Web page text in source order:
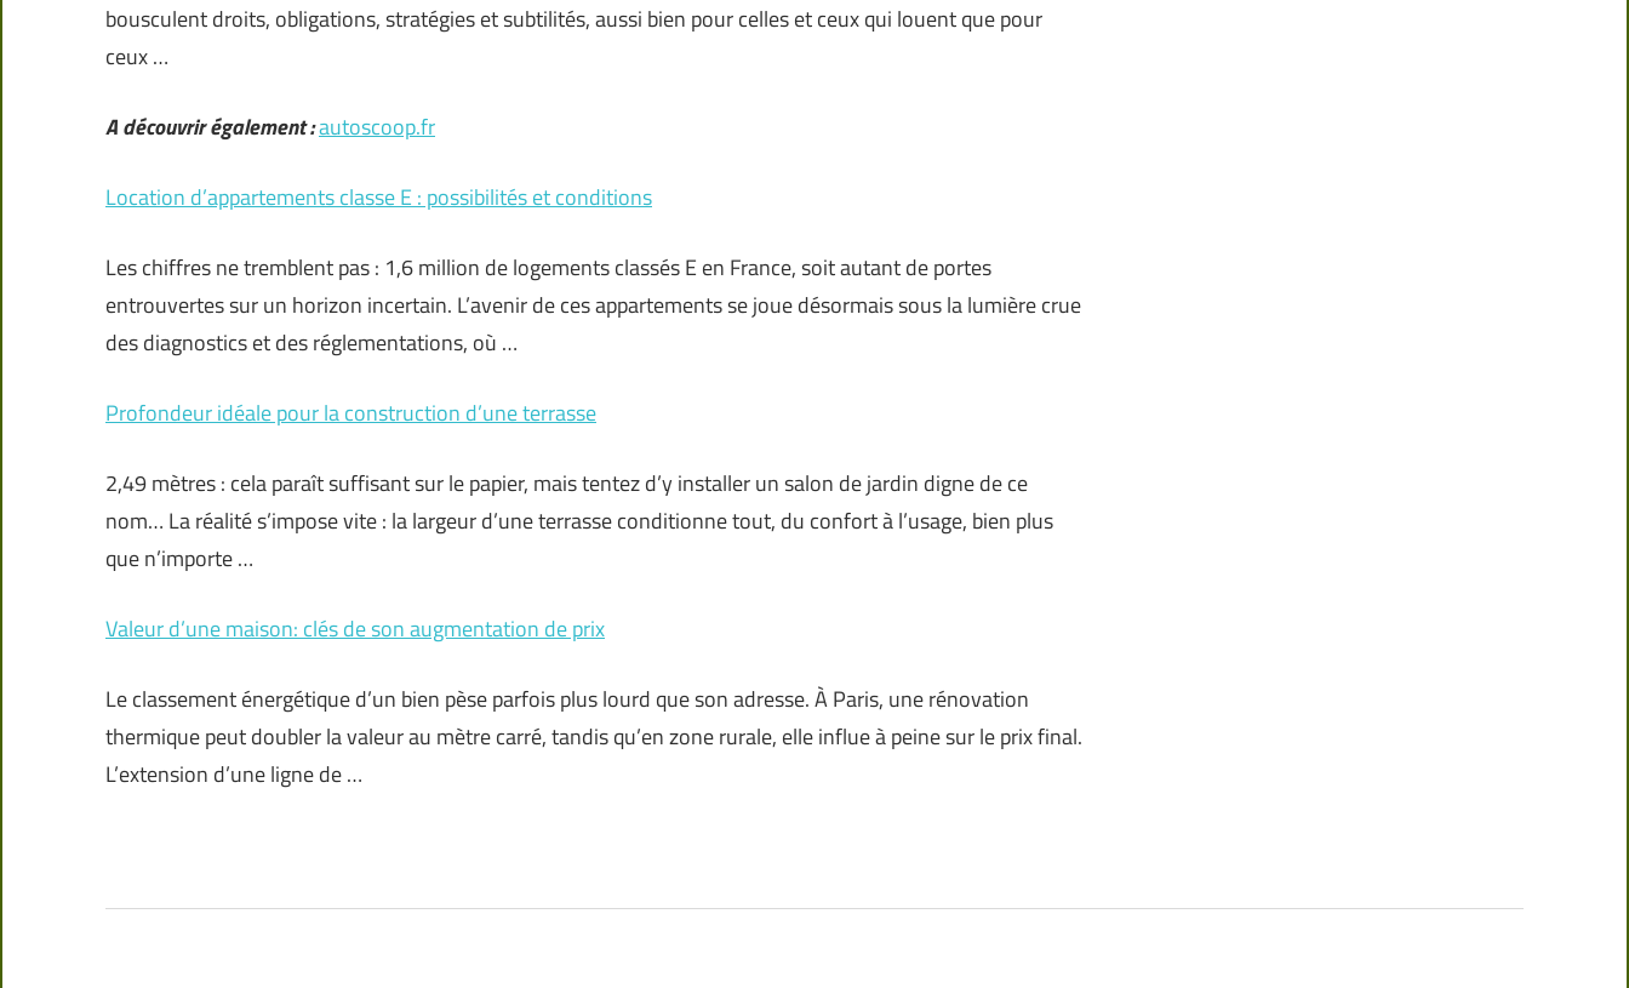
bousculent droits, obligations, stratégies et subtilités, aussi bien pour celles et ceux qui louent que pour
ceux …
A découvrir également :autoscoop.fr
Location d’appartements classe E : possibilités et conditions
Les chiffres ne tremblent pas : 1,6 million de logements classés E en France, soit autant de portes
entrouvertes sur un horizon incertain. L’avenir de ces appartements se joue désormais sous la lumière crue
des diagnostics et des réglementations, où …
Profondeur idéale pour la construction d’une terrasse
2,49 mètres : cela paraît suffisant sur le papier, mais tentez d’y installer un salon de jardin digne de ce
nom… La réalité s’impose vite : la largeur d’une terrasse conditionne tout, du confort à l’usage, bien plus
que n’importe …
Valeur d’une maison: clés de son augmentation de prix
Le classement énergétique d’un bien pèse parfois plus lourd que son adresse. À Paris, une rénovation
thermique peut doubler la valeur au mètre carré, tandis qu’en zone rurale, elle influe à peine sur le prix final.
L’extension d’une ligne de …